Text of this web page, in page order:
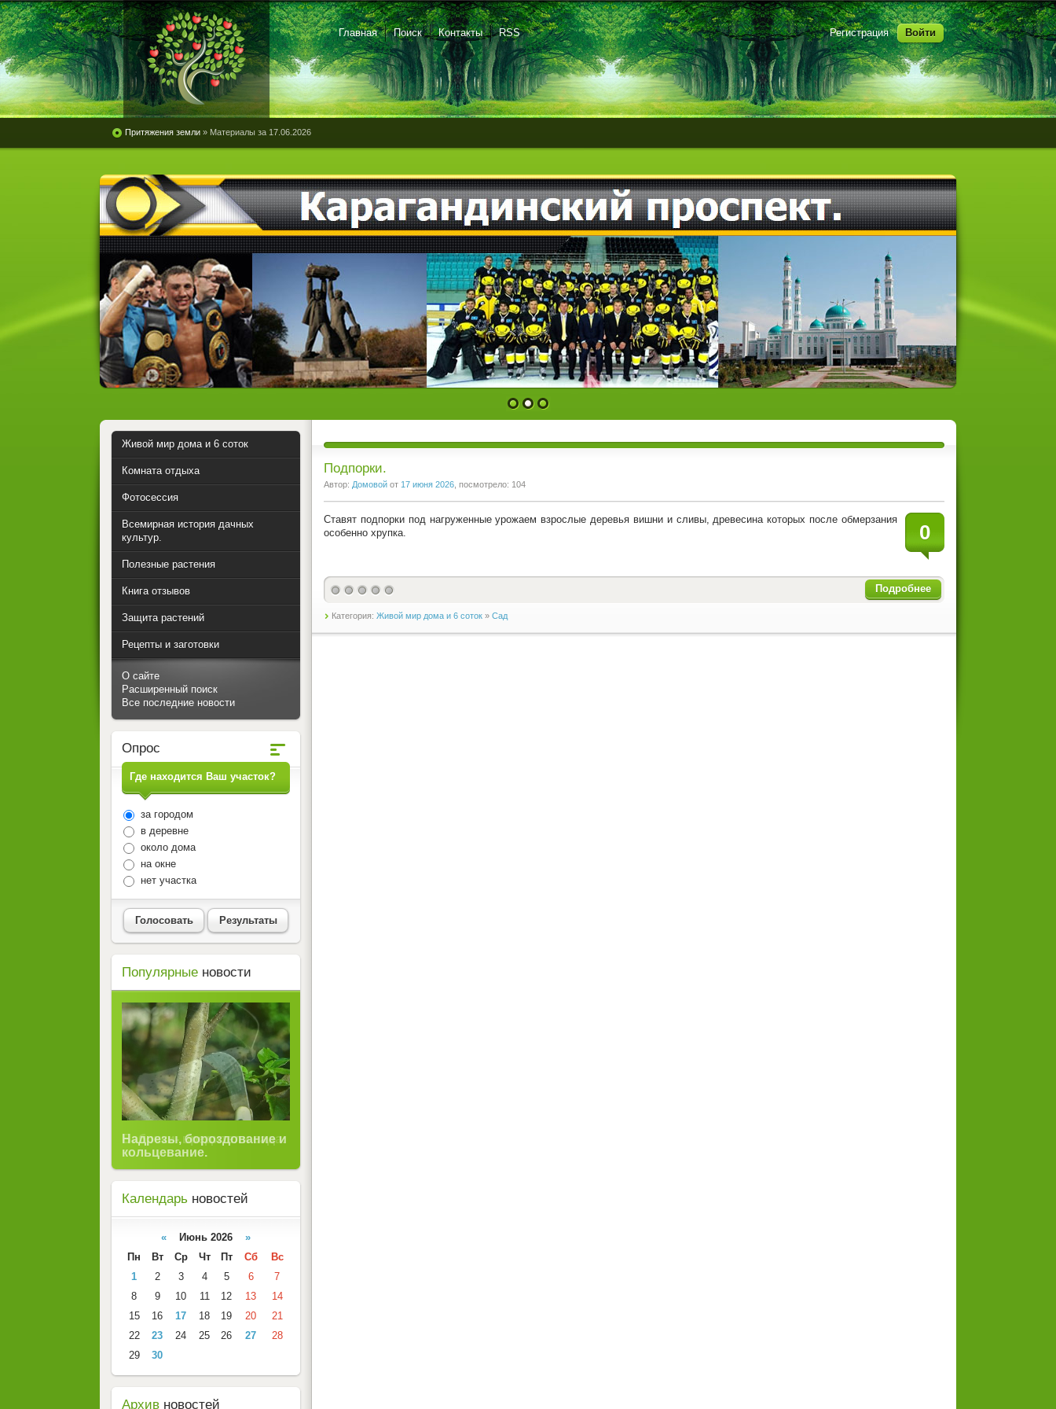
Регистрация Войти
Главная Поиск Контакты RSS
Притяжения земли » Материалы за 17.06.2026
1 2 3
Подпорки.
Автор: Домовой от 17 июня 2026 , посмотрело: 104
0
Ставят подпорки под нагруженные урожаем взрослые деревья вишни и сливы, древесина которых после обмерзания
особенно хрупка.
Подробнее
Категория: Живой мир дома и 6 соток » Сад
Живой мир дома и 6 соток
Комната отдыха
Фотосессия
Всемирная история дачных
культур.
Полезные растения
Книга отзывов
Защита растений
Рецепты и заготовки
О сайте
Расширенный поиск
Все последние новости
Опрос
Где находится Ваш участок?
за городом
в деревне
около дома
на окне
нет участка
Голосовать Результаты
Популярные новости
Надрезы, бороздование и
кольцевание.
Бабочки- вредители сада.
Календарь новостей
« Июнь 2026 »
Пн
Вт Ср Чт Пт Сб
Вс
1
2 3 4 5 6
7
8
9 10 11 12 13
14
15
16 17 18 19 20
21
22
23 24 25 26 27
28
29
30
Архив новостей